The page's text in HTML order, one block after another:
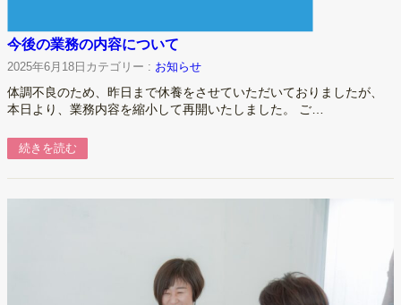
今後の業務の内容について
2025年6月18日 カテゴリー : お知らせ
体調不良のため、昨日まで休養をさせていただいておりましたが、
本日より、業務内容を縮小して再開いたしました。 ご…
続きを読む